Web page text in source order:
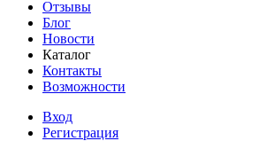
Отзывы
Блог
Новости
Каталог
Контакты
Возможности
Вход
Регистрация